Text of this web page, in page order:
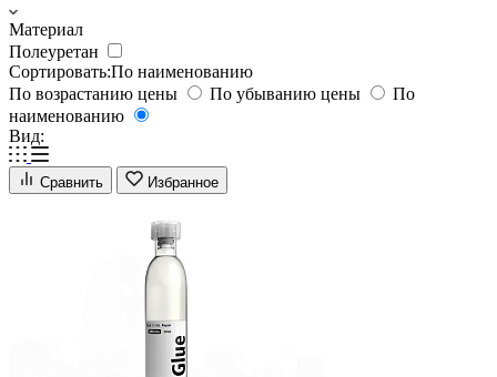
Материал
Полеуретан
Сортировать:По наименованию
По возрастанию цены
По убыванию цены
По
наименованию
Вид:
Сравнить Избранное